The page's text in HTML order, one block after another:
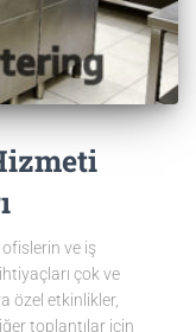
ve iş
çok ve
özel etkinlikler,
toplantılar için